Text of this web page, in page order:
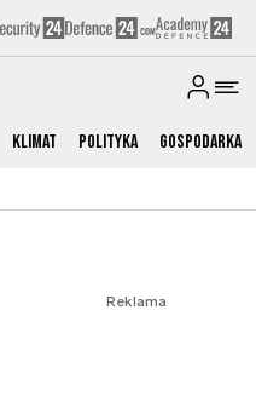
Klimat Polityka Gospodarka
Reklama